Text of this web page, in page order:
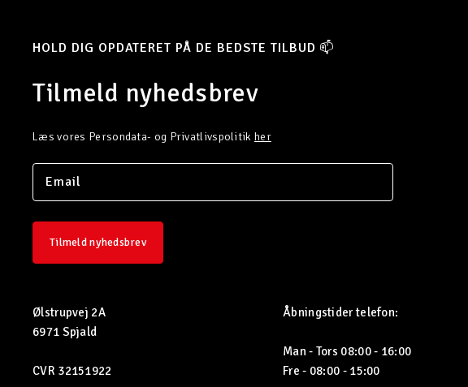
HOLD DIG OPDATERET PÅ DE BEDSTE TILBUD 📫
Tilmeld nyhedsbrev
Læs vores Persondata- og Privatlivspolitik her
Tilmeld nyhedsbrev
Ølstrupvej 2A
6971 Spjald
CVR 32151922
Åbningstider telefon:
Man - Tors 08:00 - 16:00
Fre - 08:00 - 15:00